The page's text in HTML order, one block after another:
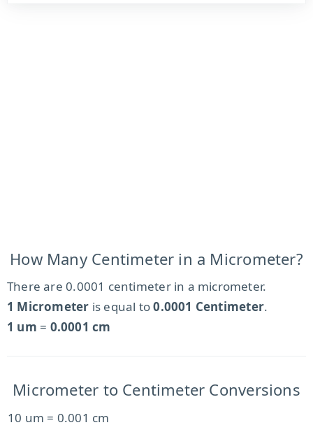
How Many Centimeter in a Micrometer?
There are 0.0001 centimeter in a micrometer.
1 Micrometer is equal to0.0001 Centimeter.
1 um = 0.0001 cm
Micrometer to Centimeter Conversions
10 um = 0.001 cm